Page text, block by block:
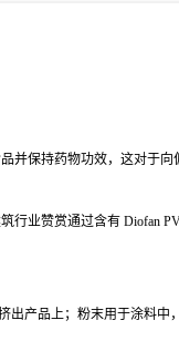
并保持药物功效，这对于向
业赞赏通过含有 Diofan
产品上；粉末用于涂料